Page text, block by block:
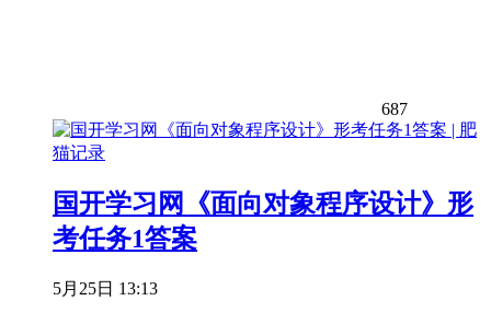
687
国开学习网《面向对象程序设计》形
考任务1答案
5月25日 13:13